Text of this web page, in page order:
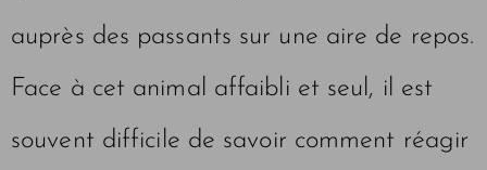
auprès des passants sur une aire de repos.
Face à cet animal affaibli et seul, il est
souvent difficile de savoir comment réagir